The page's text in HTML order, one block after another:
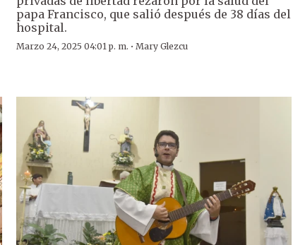
papa Francisco, que salió después de 38 días del
hospital.
Marzo 24, 2025 04:01 p. m. ·Mary Glezcu